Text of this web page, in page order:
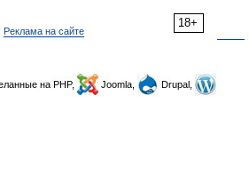
18+
Реклама на сайте
на PHP, Joomla,
Drupal,